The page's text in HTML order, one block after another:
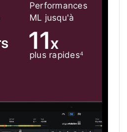
Performances
ML jusqu'à
plus rapides4